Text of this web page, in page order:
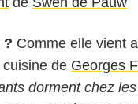
? Comme elle vient
de Georges
dorment chez